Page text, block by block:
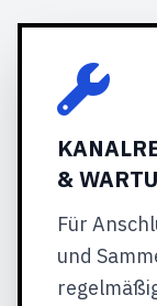
&
Für
und